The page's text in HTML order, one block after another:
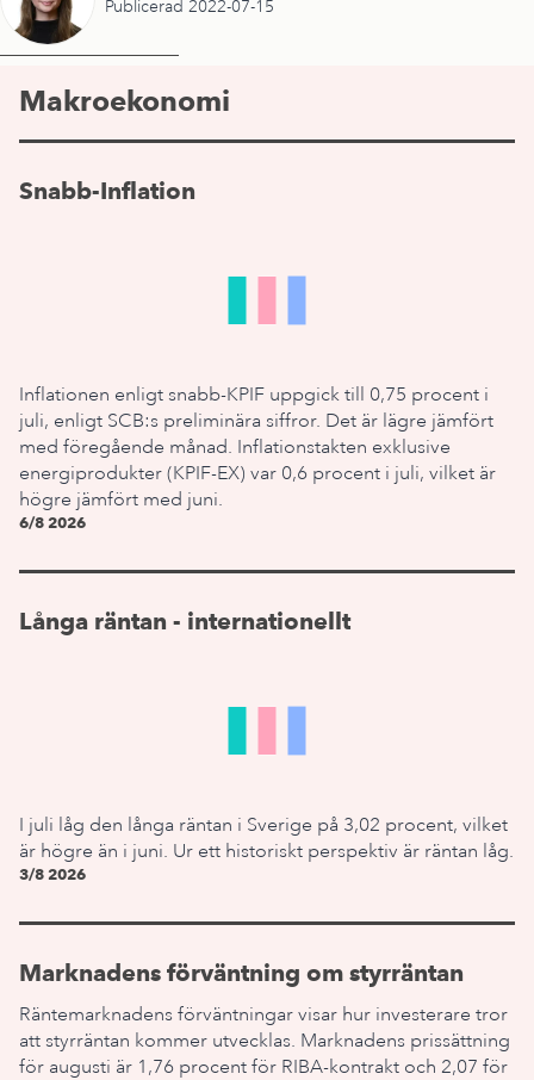
Publicerad 2022-07-15
Makroekonomi
Snabb-Inflation
Inflationen enligt snabb-KPIF uppgick till 0,75 procent i
juli, enligt SCB:s preliminära siffror. Det är lägre jämfört
med föregående månad. Inflationstakten exklusive
energiprodukter (KPIF-EX) var 0,6 procent i juli, vilket är
högre jämfört med juni.
6/8 2026
Långa räntan - internationellt
I juli låg den långa räntan i Sverige på 3,02 procent, vilket
är högre än i juni. Ur ett historiskt perspektiv är räntan låg.
3/8 2026
Marknadens förväntning om styrräntan
Räntemarknadens förväntningar visar hur investerare tror
att styrräntan kommer utvecklas. Marknadens prissättning
för augusti är 1,76 procent för RIBA-kontrakt och 2,07 för